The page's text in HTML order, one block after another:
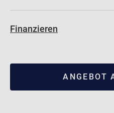
Finanzieren
ANGEBOT